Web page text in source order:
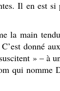
Il en est
la main
donné
» – à
qui nomme